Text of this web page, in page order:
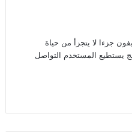
جزءا لا يتجزأ من حياة
يستطيع المستخدم التواصل